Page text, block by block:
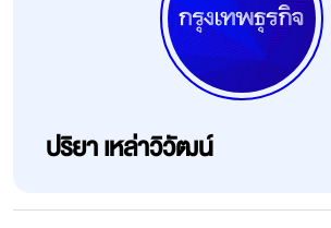
ปริยา เหล่าวิวัฒน์